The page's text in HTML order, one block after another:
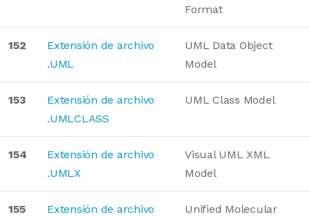
Format
152
Extensión de archivo
.UML
UML Data Object
Model
153
Extensión de archivo
.UMLCLASS
UML Class Model
154
Extensión de archivo
.UMLX
Visual UML XML
Model
155
Extensión de archivo
Unified Molecular